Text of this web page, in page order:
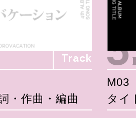
Track
・作曲・編曲
M03
タイ